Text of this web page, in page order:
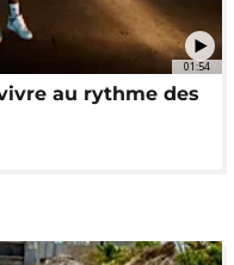
01:54
au rythme des